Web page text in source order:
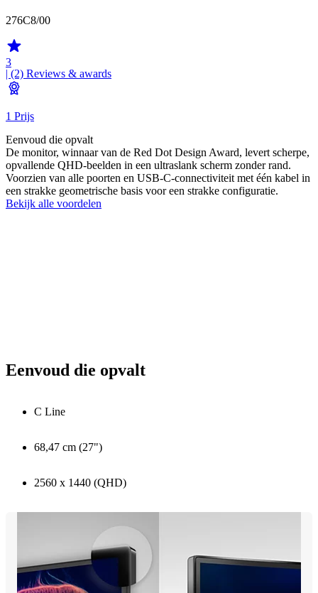
276C8/00
3
| (2) Reviews & awards
1 Prijs
Eenvoud die opvalt
De monitor, winnaar van de Red Dot Design Award, levert scherpe,
opvallende QHD-beelden in een ultraslank scherm zonder rand.
Voorzien van alle poorten en USB-C-connectiviteit met één kabel in
een strakke geometrische basis voor een strakke configuratie.
Bekijk alle voordelen
Eenvoud die opvalt
C Line
68,47 cm (27")
2560 x 1440 (QHD)